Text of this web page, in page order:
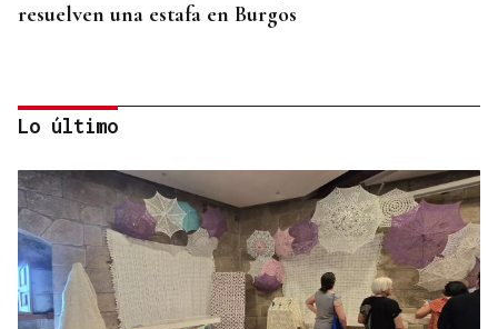
resuelven una estafa en Burgos
Lo último